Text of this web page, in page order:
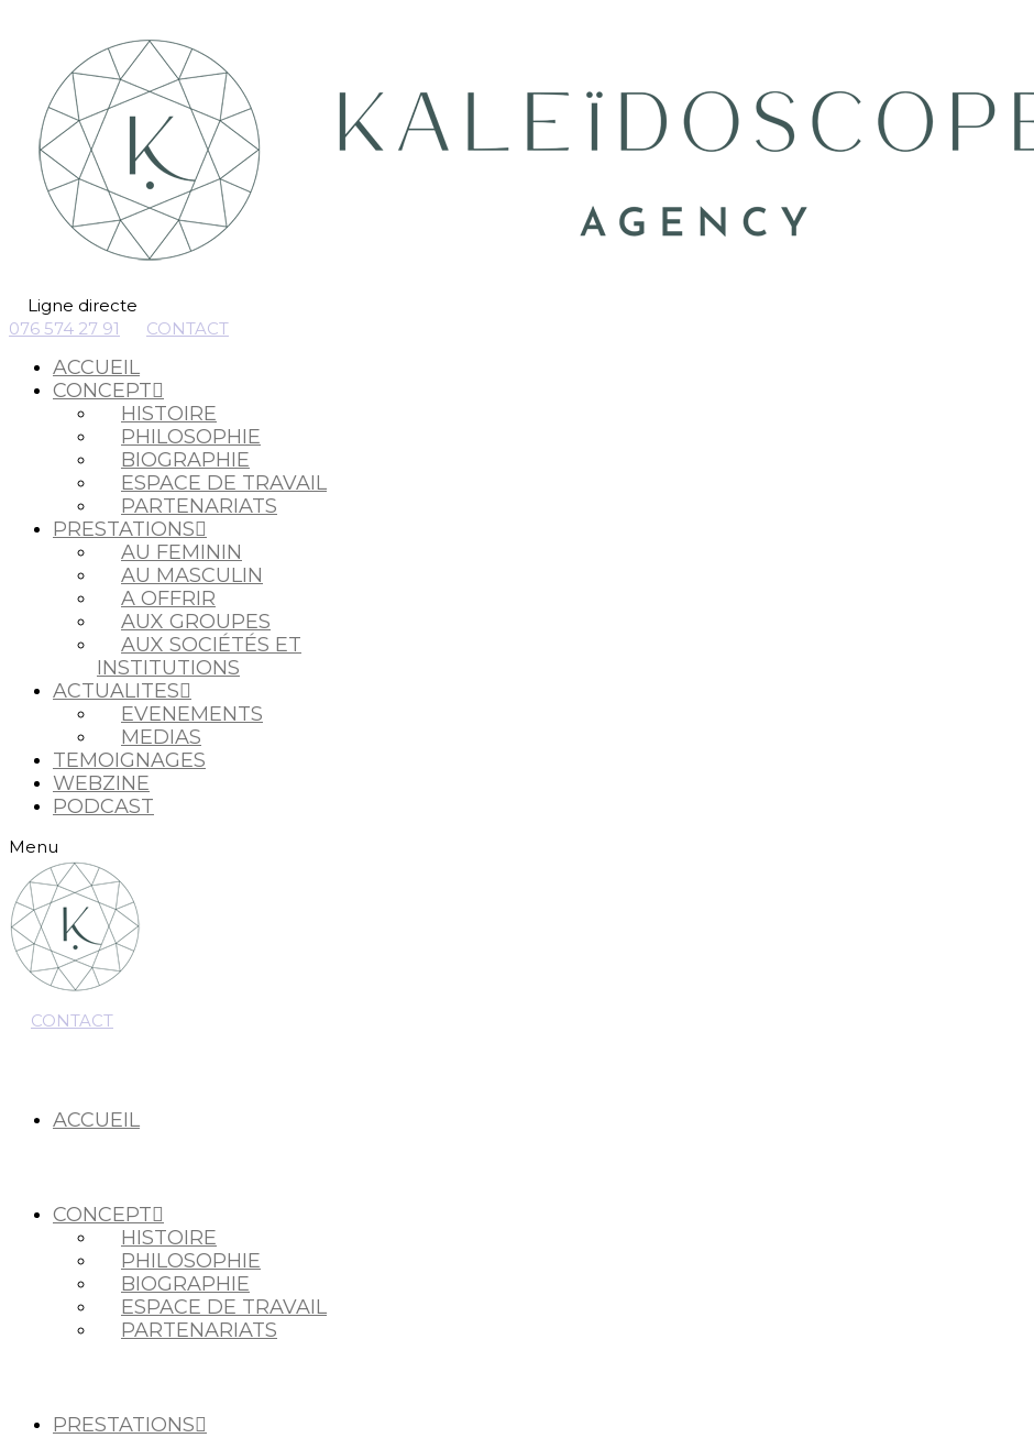
Ligne directe
076 574 27 91
CONTACT
ACCUEIL
CONCEPT
HISTOIRE
PHILOSOPHIE
BIOGRAPHIE
ESPACE DE TRAVAIL
PARTENARIATS
PRESTATIONS
AU FEMININ
AU MASCULIN
A OFFRIR
AUX GROUPES
AUX SOCIÉTÉS ET
INSTITUTIONS
ACTUALITES
EVENEMENTS
MEDIAS
TEMOIGNAGES
WEBZINE
PODCAST
Menu
CONTACT
ACCUEIL
CONCEPT
HISTOIRE
PHILOSOPHIE
BIOGRAPHIE
ESPACE DE TRAVAIL
PARTENARIATS
PRESTATIONS